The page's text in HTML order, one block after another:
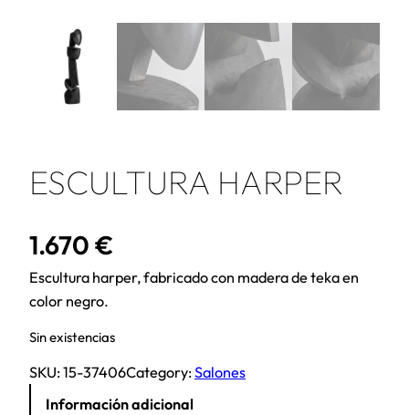
ESCULTURA HARPER
1.670 €
Escultura harper, fabricado con madera de teka en
color negro.
Sin existencias
SKU:15-37406Category:Salones
Información adicional